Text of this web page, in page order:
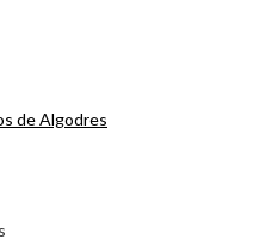
de Algodres